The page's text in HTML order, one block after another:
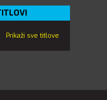
Prikaži sve titlove